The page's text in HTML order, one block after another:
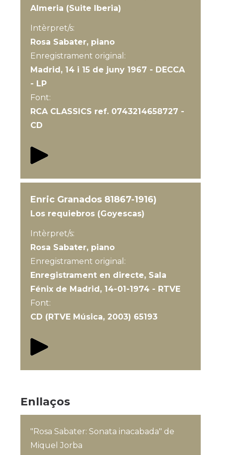
Almeria (Suite Iberia)
Intèrpret/s:
Rosa Sabater, piano
Enregistrament original:
Madrid, 14 i 15 de juny 1967 - DECCA
- LP
Font:
RCA CLASSICS ref. 0743214658727 -
CD
Enric Granados 81867-1916)
Los requiebros (Goyescas)
Intèrpret/s:
Rosa Sabater, piano
Enregistrament original:
Enregistrament en directe, Sala
Fénix de Madrid, 14-01-1974 - RTVE
Font:
CD (RTVE Música, 2003) 65193
Enllaços
"Rosa Sabater: Sonata inacabada" de
Miquel Jorba